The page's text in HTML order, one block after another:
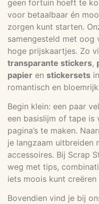
geen fortuin hoeft te
voor betaalbaar én
zorgen kunt starten.
samengesteld met
hoge prijskaartjes. Zo
transparante stickers,
papier en stickersets
romantisch en
Begin klein: een paar
een basislijm of tape is
pagina’s te maken.
je langzaam uitbreiden
accessoires. Bij Scrap
weg met tips,
iets moois kunt
Bovendien vind je bij